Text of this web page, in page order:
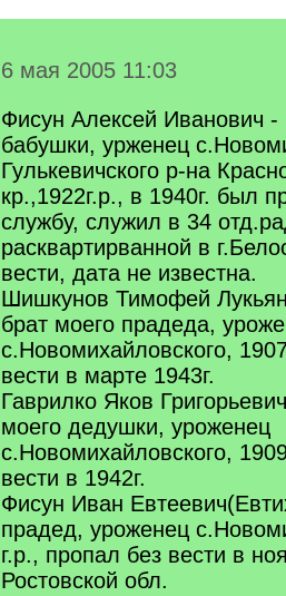
6 мая 2005 11:03
Фисун Алексей Иванович
бабушки, урженец
Гулькевичского р-на
кр.,1922г.р., в 1940г. был
службу, служил в 34
расквартирванной в
вести, дата не известна.
Шишкунов Тимофей
брат моего прадеда,
с.Новомихайловского,
вести в марте 1943г.
Гаврилко Яков
моего дедушки, уроженец
с.Новомихайловского,
вести в 1942г.
Фисун Иван
прадед, уроженец
г.р., пропал без вести в
Ростовской обл.